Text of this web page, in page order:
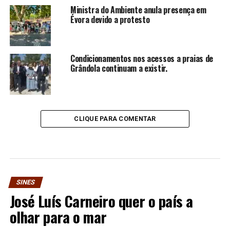
Ministra do Ambiente anula presença em
Évora devido a protesto
Condicionamentos nos acessos a praias de
Grândola continuam a existir.
CLIQUE PARA COMENTAR
SINES
José Luís Carneiro quer o país a
olhar para o mar